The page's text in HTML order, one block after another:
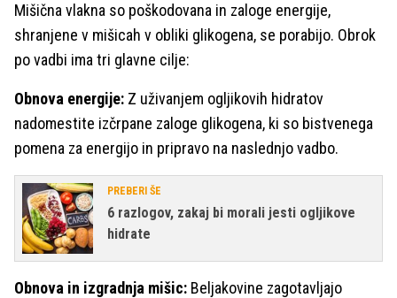
Mišična vlakna so poškodovana in zaloge energije,
shranjene v mišicah v obliki glikogena, se porabijo. Obrok
po vadbi ima tri glavne cilje:
Obnova energije: Z uživanjem ogljikovih hidratov
nadomestite izčrpane zaloge glikogena, ki so bistvenega
pomena za energijo in pripravo na naslednjo vadbo.
PREBERI ŠE
6 razlogov, zakaj bi morali jesti ogljikove
hidrate
Obnova in izgradnja mišic: Beljakovine zagotavljajo